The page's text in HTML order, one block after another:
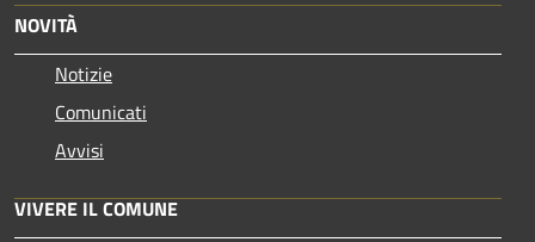
NOVITÀ
Notizie
Comunicati
Avvisi
VIVERE IL COMUNE